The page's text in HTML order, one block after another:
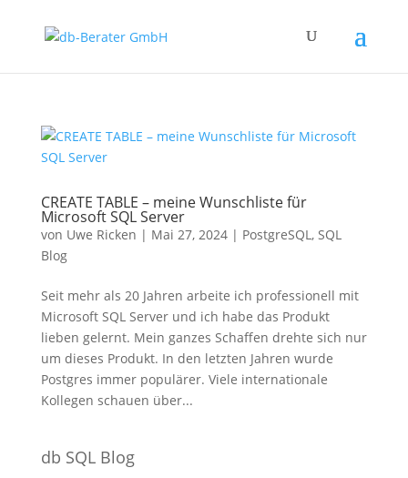
CREATE TABLE – meine Wunschliste für
Microsoft SQL Server
von Uwe Ricken | Mai 27, 2024| PostgreSQL, SQL
Blog
Seit mehr als 20 Jahren arbeite ich professionell mit
Microsoft SQL Server und ich habe das Produkt
lieben gelernt. Mein ganzes Schaffen drehte sich nur
um dieses Produkt. In den letzten Jahren wurde
Postgres immer populärer. Viele internationale
Kollegen schauen über...
db SQL Blog